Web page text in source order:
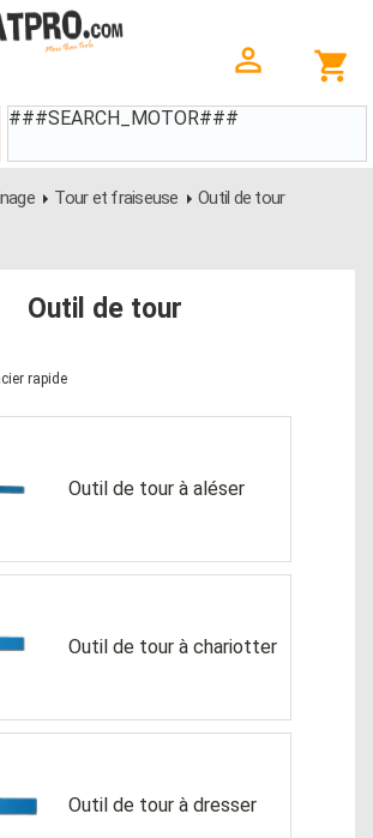
###SEARCH_MOTOR###
Tour et fraiseuse Outil de tour
Outil de tour
rapide
Outil de tour à aléser
Outil de tour à chariotter
Outil de tour à dresser